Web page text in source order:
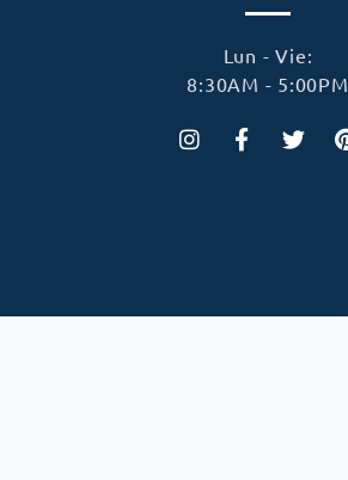
Lun - Vie:
8:30AM - 5:00PM